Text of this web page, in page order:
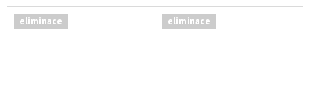
eliminace eliminace